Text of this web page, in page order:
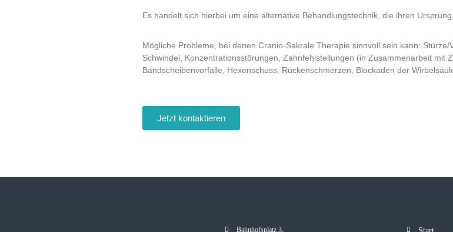
Es handelt sich hierbei um eine alternative Behandlungstechnik, die ihren
Mögliche Probleme, bei denen Cranio-Sakrale Therapie sinnvoll sein kann:
Schwindel, Konzentrationsstörungen, Zahnfehlstellungen (in Zusammenarbeit mit
Bandscheibenvorfälle, Hexenschuss, Rückenschmerzen, Blockaden der
Jetzt kontaktieren
Bahnhofsplatz 3,